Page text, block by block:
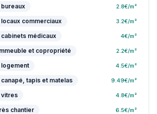
2.8€/m²
commerciaux 3.2€/m²
médicaux 4€/m²
et copropriété 2.2€/m²
4.5€/m²
tapis et matelas 9.49€/m²
vitres 4.8€/m²
chantier 6.5€/m²